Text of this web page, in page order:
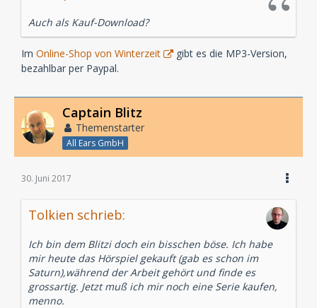
Auch als Kauf-Download?
Im Online-Shop von Winterzeit
gibt es die MP3-Version,
bezahlbar per Paypal.
Captain Blitz
Themenstarter
All Ears GmbH
30. Juni 2017
Tolkien schrieb:
Ich bin dem Blitzi doch ein bisschen böse. Ich habe
mir heute das Hörspiel gekauft (gab es schon im
Saturn),während der Arbeit gehört und finde es
grossartig. Jetzt muß ich mir noch eine Serie kaufen,
menno.